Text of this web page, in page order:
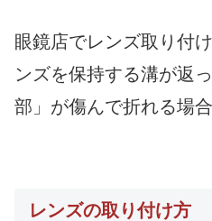
眼鏡店でレンズ取り付
ンズを保持する溝が返
部」が傷んで折れる場合
レンズの取り付け方